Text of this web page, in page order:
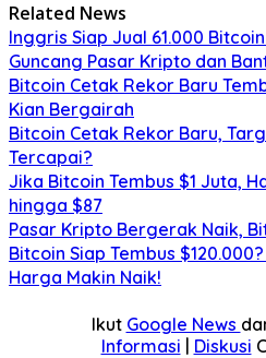
Related News
Inggris Siap Jual 61.000
Guncang Pasar Kripto dan
Bitcoin Cetak Rekor Baru
Kian Bergairah
Bitcoin Cetak Rekor Baru,
Tercapai?
Jika Bitcoin Tembus $1 Juta,
hingga $87
Pasar Kripto Bergerak Naik,
Bitcoin Siap Tembus
Harga Makin Naik!
Ikut Google News
Informasi | Diskusi